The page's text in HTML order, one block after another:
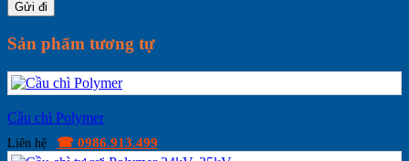
Sản phẩm tương tự
Cầu chì Polymer
Liên hệ ☎ 0986.913.499